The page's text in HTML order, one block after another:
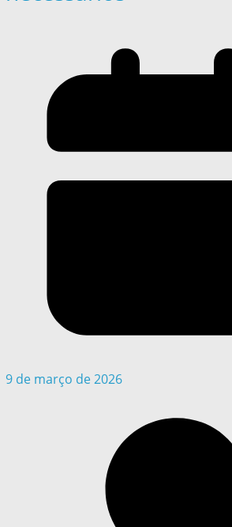
9 de março de 2026